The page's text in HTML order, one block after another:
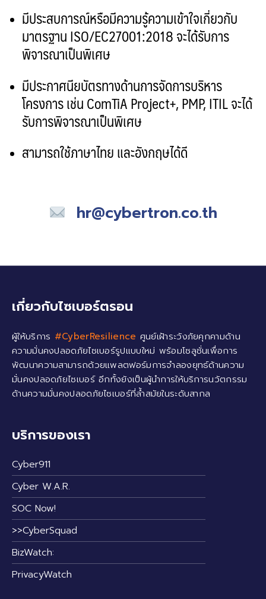
มีประสบการณ์หรือมีความรู้ความเข้าใจเกี่ยวกับ
มาตรฐานISO/EC27001:2018จะได้รับการ
พิจารณาเป็นพิเศษ
มีประกาศนียบัตรทางด้านการจัดการบริหาร
โครงการ เช่นComTiA Project+, PMP, ITILจะได้
รับการพิจารณาเป็นพิเศษ
สามารถใช้ภาษาไทย และอังกฤษได้ดี
hr@cybertron.co.th
เกี่ยวกับไซเบอร์ตรอน
ผู้ให้บริการ #CyberResilience ศูนย์เฝ้าระวังภัยคุกคามด้าน
ความมั่นคงปลอดภัยไซเบอร์รูปแบบใหม่ พร้อมโซลูชั่นเพื่อการ
พัฒนาความสามารถด้วยแพลตฟอร์มการจำลองยุทธ์ด้านความ
มั่นคงปลอดภัยไซเบอร์ อีกทั้งยังเป็นผู้นำการให้บริการนวัตกรรม
ด้านความมั่นคงปลอดภัยไซเบอร์ที่ล้ำสมัยในระดับสากล
บริการของเรา
Cyber911
Cyber W.A.R.
SOC Now!
>>CyberSquad
BizWatch:
PrivacyWatch